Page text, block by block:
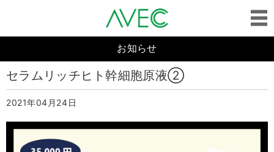
お知らせ
セラムリッチヒト幹細胞原液②
2021年04月24日